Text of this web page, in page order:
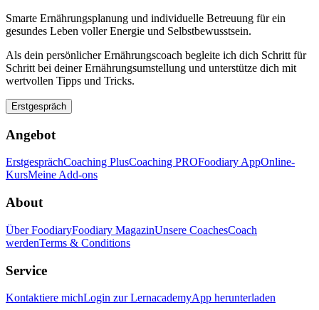
Smarte Ernährungsplanung und individuelle Betreuung für ein
gesundes Leben voller Energie und Selbstbewusstsein.
Als dein persönlicher Ernährungscoach begleite ich dich Schritt für
Schritt bei deiner Ernährungsumstellung und unterstütze dich mit
wertvollen Tipps und Tricks.
Erstgespräch
Angebot
ErstgesprächCoaching PlusCoaching PROFoodiary AppOnline-
KursMeine Add-ons
About
Über FoodiaryFoodiary MagazinUnsere CoachesCoach
werdenTerms & Conditions
Service
Kontaktiere michLogin zur LernacademyApp herunterladen